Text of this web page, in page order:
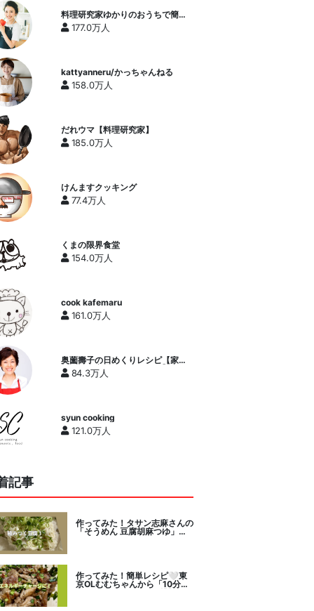
料理研究家ゆかりのおうちで簡単
レシピ / Yukari's Kitchen
177.0万人
kattyanneru/かっちゃんねる
158.0万人
だれウマ【料理研究家】
185.0万人
けんますクッキング
77.4万人
くまの限界食堂
154.0万人
cook kafemaru
161.0万人
奥薗壽子の日めくりレシピ【家庭
料理研究家公式チャンネル】
84.3万人
syun cooking
121.0万人
記事
作ってみた！タサン志麻さんの
「そうめん 豆腐胡麻つゆ」を
作ってみた！簡単レシピ🤍東
京OLむむちゃんから「10分で